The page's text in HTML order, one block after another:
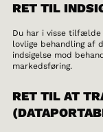
RET TIL
Du har i visse tilfælde
lovlige behandling af
indsigelse mod
markedsføring.
RET TIL AT